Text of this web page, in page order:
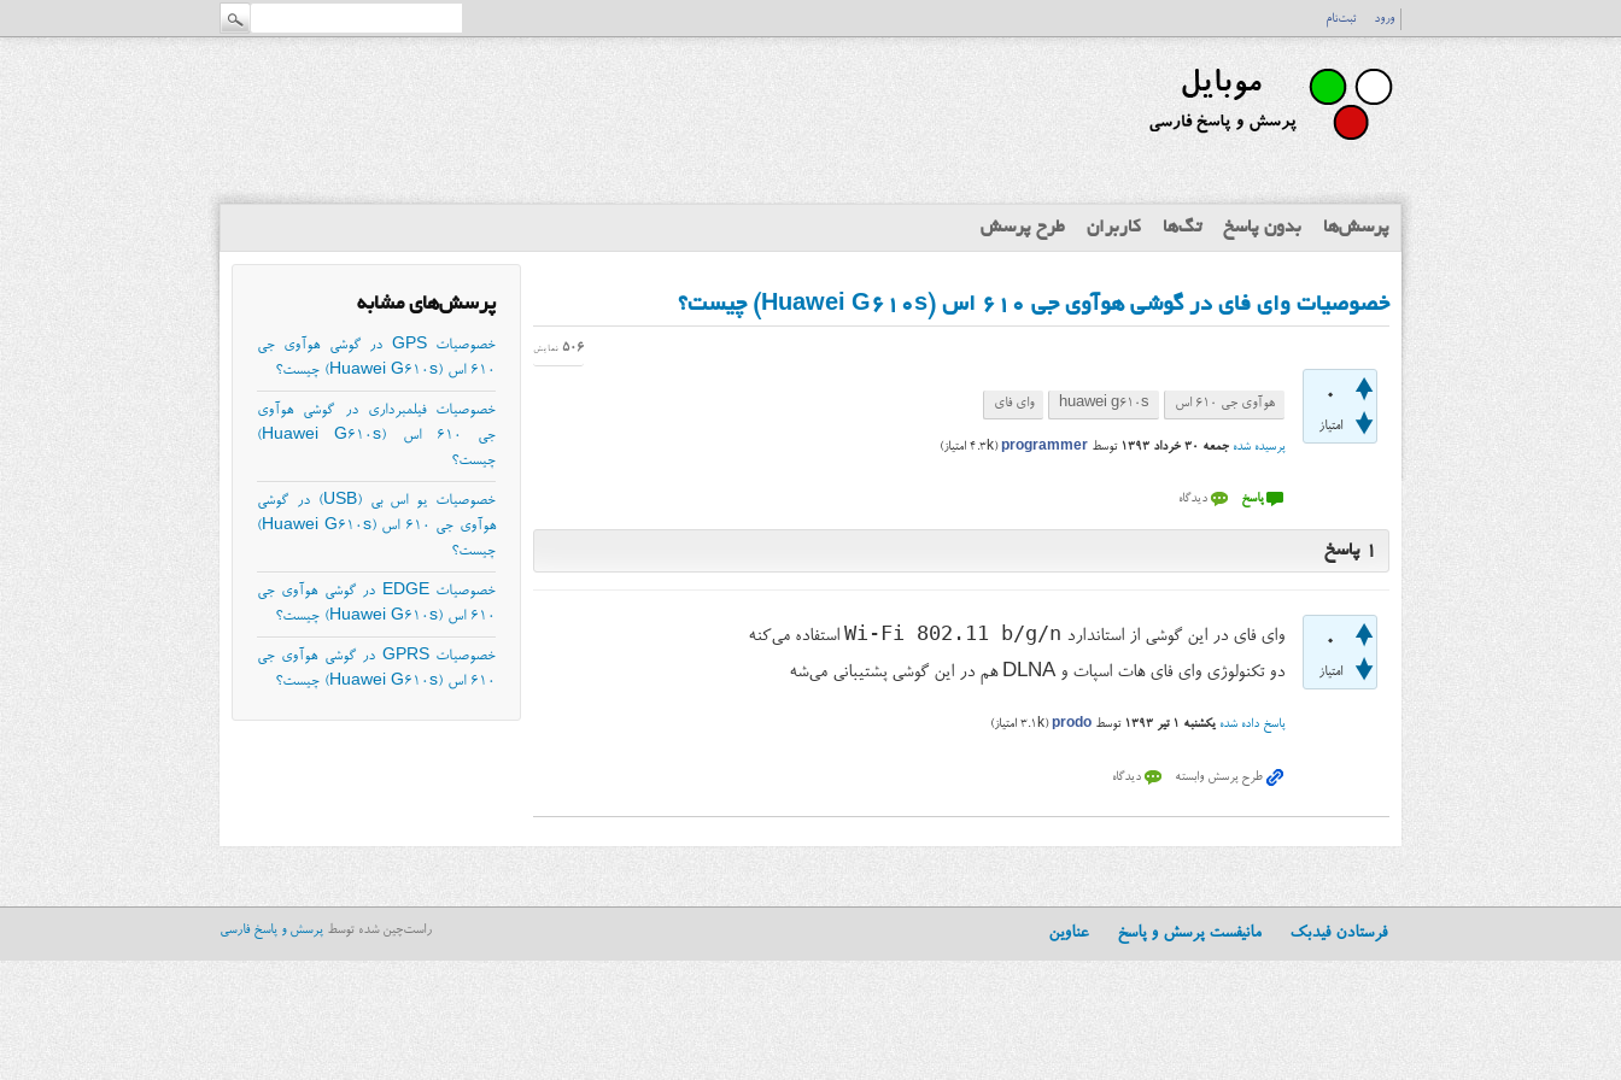
ورود ثبت‌نام
پرسش‌ها بدون پاسخ تگ‌ها کاربران طرح پرسش
پرسش‌های مشابه
خصوصیات GPS در گوشی هوآوی جی
۶۱۰ اس (Huawei G610s) چیست؟
خصوصیات فیلمبرداری در گوشی هوآوی
جی ۶۱۰ اس (Huawei G610s)
چیست؟
خصوصیات یو اس بی (USB) در گوشی
هوآوی جی ۶۱۰ اس (Huawei G610s)
چیست؟
خصوصیات EDGE در گوشی هوآوی جی
۶۱۰ اس (Huawei G610s) چیست؟
خصوصیات GPRS در گوشی هوآوی جی
۶۱۰ اس (Huawei G610s) چیست؟
خصوصیات وای فای در گوشی هوآوی جی ۶۱۰ اس (Huawei G610s) چیست؟
0
امتیاز
506 نمایش
هوآوی جی ۶۱۰ اس huawei g610s وای فای
پرسیده شده جمعه ۳۰ خرداد ۱۳۹۳ توسط programmer
(
4.3k امتیاز)
1 پاسخ
0
امتیاز
وای فای در این گوشی از استاندارد Wi-Fi 802.11 b/g/n استفاده می‌کنه
دو تکنولوژی وای فای هات اسپات و DLNA هم در این گوشی پشتیبانی می‌شه
پاسخ داده شده یکشنبه ۱ تیر ۱۳۹۳ توسط prodo
(
3.1k امتیاز)
فرستادن فیدبک مانیفست پرسش و پاسخ عناوین راست‌چین شده توسط پرسش و پاسخ فارسی